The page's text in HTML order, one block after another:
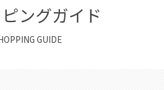
ングガイド
GUIDE